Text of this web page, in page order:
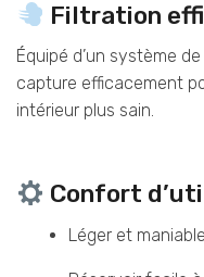
Filtration
Équipé d’un système
capture efficacement
intérieur plus sain.
Confort
Léger et maniable